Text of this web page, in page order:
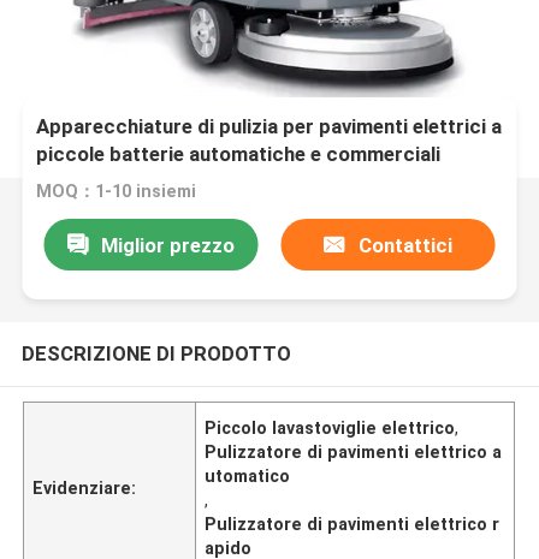
Apparecchiature di pulizia per pavimenti elettrici a
piccole batterie automatiche e commerciali
MOQ：1-10 insiemi
Miglior prezzo Contattici
DESCRIZIONE DI PRODOTTO
Evidenziare:
Piccolo lavastoviglie elettrico,
Pulizzatore di pavimenti elettrico a
utomatico
,
Pulizzatore di pavimenti elettrico r
apido